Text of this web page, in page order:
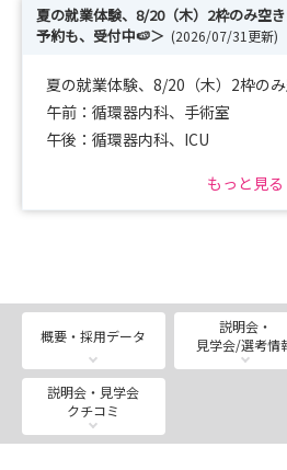
夏の就業体験、8/20（木）2枠のみ空
予約も、受付中🍉＞ (2026/07/31更新)
夏の就業体験、8/20（木）2枠の
午前：循環器内科、手術室
午後：循環器内科、ICU
ここでは、みなさんの看護師デビ
（まつなみ）フロー』をわかりや
🌈Mフローチャート🌈
いろんな病院の話を軽く聞きた
ダンスに行ってみよう🏥
もっと見る
概要・採用データ
説明会・
見学会/選考情
説明会・見学会
クチコミ